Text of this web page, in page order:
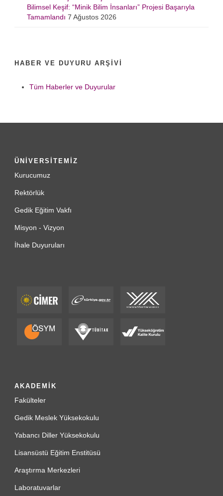
Bilimsel Keşif: “Minik Bilim İnsanları” Projesi Başarıyla
Tamamlandı 7 Ağustos 2026
HABER VE DUYURU ARŞIVI
Tüm Haberler ve Duyurular
ÜNİVERSİTEMİZ
Kurucumuz
Rektörlük
Gedik Eğitim Vakfı
Misyon - Vizyon
İhale Duyuruları
AKADEMİK
Fakülteler
Gedik Meslek Yüksekokulu
Yabancı Diller Yüksekokulu
Lisansüstü Eğitim Enstitüsü
Araştırma Merkezleri
Laboratuvarlar